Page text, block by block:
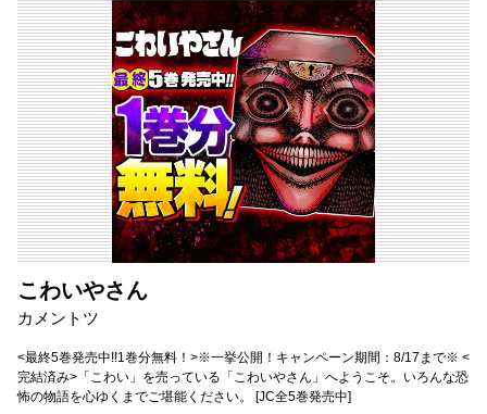
こわいやさん
カメントツ
<最終5巻発売中!!1巻分無料！>※一挙公開！キャンペーン期間：8/17まで※ <
完結済み>「こわい」を売っている「こわいやさん」へようこそ。いろんな恐
怖の物語を心ゆくまでご堪能ください。 [JC全5巻発売中]